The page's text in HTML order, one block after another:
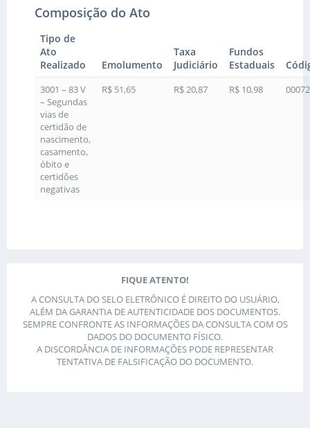
Composição do Ato
Tipo de
Ato
Realizado
Emolumento
Taxa
Judiciário
Fundos
Estaduais
3001 – 83 V
– Segundas
vias de
certidão de
nascimento,
casamento,
óbito e
certidões
negativas
R$ 51,65 R$ 20,87 R$ 10,98
FIQUE ATENTO!
A CONSULTA DO SELO ELETRÔNICO É DIREITO DO USUÁRIO,
ALÉM DA GARANTIA DE AUTENTICIDADE DOS DOCUMENTOS.
SEMPRE CONFRONTE AS INFORMAÇÕES DA CONSULTA COM OS
DADOS DO DOCUMENTO FÍSICO.
A DISCORDÂNCIA DE INFORMAÇÕES PODE REPRESENTAR
TENTATIVA DE FALSIFICAÇÃO DO DOCUMENTO.